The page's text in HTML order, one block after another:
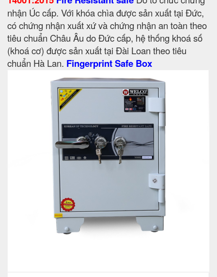
nhận Úc cấp. Với khóa chìa được sản xuất tại Đức,
có chứng nhận xuất xứ và chứng nhận an toàn theo
tiêu chuẩn Châu Âu do Đức cấp, hệ thống khoá số
(khoá cơ) được sản xuất tại Đài Loan theo tiêu
chuẩn Hà Lan. Fingerprint Safe Box